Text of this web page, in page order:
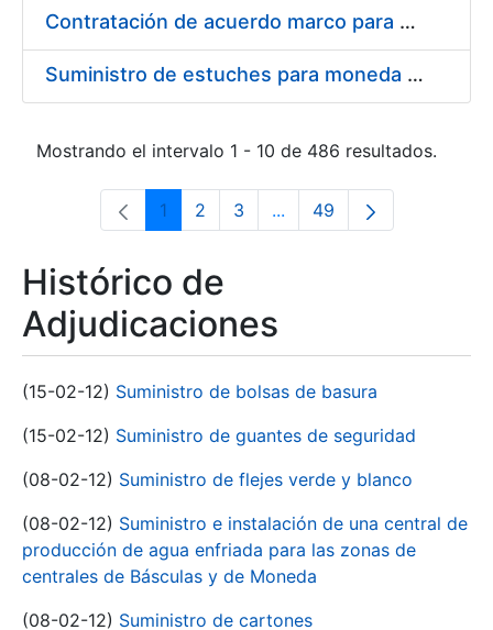
Contratación de acuerdo marco para el Suministro de Material de Electricidad para la Fábrica Nacional de Moneda y Timbre-Real Casa de la Moneda en su centro de trabajo de Burgos
Suministro de estuches para moneda de 30 €
Mostrando el intervalo 1 - 10 de 486 resultados.
Página
1 Página
2 Página
3 ...Páginas intermedias Use
Página
49
Histórico de
Adjudicaciones
(15-02-12) Suministro de bolsas de basura
(15-02-12) Suministro de guantes de seguridad
(08-02-12) Suministro de flejes verde y blanco
(08-02-12) Suministro e instalación de una central de
producción de agua enfriada para las zonas de
centrales de Básculas y de Moneda
(08-02-12) Suministro de cartones